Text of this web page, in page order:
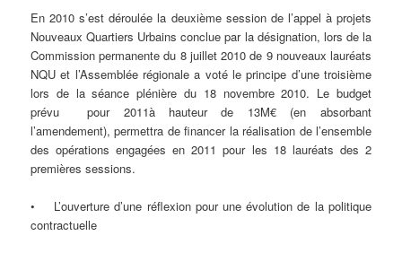
En 2010 s’est déroulée la deuxième session de l’appel à projets
Nouveaux Quartiers Urbains conclue par la désignation, lors de la
Commission permanente du 8 juillet 2010 de 9 nouveaux lauréats
NQU et l’Assemblée régionale a voté le principe d’une troisième
lors de la séance plénière du 18 novembre 2010. Le budget
prévu pour 2011à hauteur de 13M€ (en absorbant
l’amendement), permettra de financer la réalisation de l’ensemble
des opérations engagées en 2011 pour les 18 lauréats des 2
premières sessions.
• L’ouverture d’une réflexion pour une évolution de la politique
contractuelle